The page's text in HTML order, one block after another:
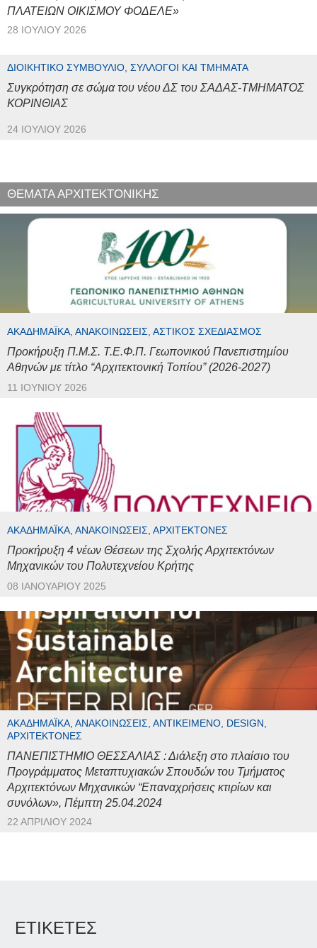
ΠΛΑΤΕΙΩΝ ΟΙΚΙΣΜΟΥ ΦΟΔΕΛΕ»
28 ΙΟΥΛΊΟΥ 2026
ΔΙΟΙΚΗΤΙΚΌ ΣΥΜΒΟΎΛΙΟ, ΣΎΛΛΟΓΟΙ ΚΑΙ ΤΜΉΜΑΤΑ
Συγκρότηση σε σώμα του νέου ΔΣ του ΣΑΔΑΣ-ΤΜΗΜΑΤΟΣ
ΚΟΡΙΝΘΙΑΣ
24 ΙΟΥΛΊΟΥ 2026
ΘΕΜΑΤΑ ΑΡΧΙΤΕΚΤΟΝΙΚΗΣ
ΑΚΑΔΗΜΑΪΚΆ, ΑΝΑΚΟΙΝΏΣΕΙΣ, ΑΣΤΙΚΌΣ ΣΧΕΔΙΑΣΜΌΣ
Προκήρυξη Π.Μ.Σ. Τ.Ε.Φ.Π. Γεωπονικού Πανεπιστημίου
Αθηνών με τίτλο “Αρχιτεκτονική Τοπίου” (2026-2027)
11 ΙΟΥΝΊΟΥ 2026
ΑΚΑΔΗΜΑΪΚΆ, ΑΝΑΚΟΙΝΏΣΕΙΣ, ΑΡΧΙΤΈΚΤΟΝΕΣ
Προκήρυξη 4 νέων Θέσεων της Σχολής Αρχιτεκτόνων
Μηχανικών του Πολυτεχνείου Κρήτης
08 ΙΑΝΟΥΑΡΊΟΥ 2025
ΑΚΑΔΗΜΑΪΚΆ, ΑΝΑΚΟΙΝΏΣΕΙΣ, ΑΝΤΙΚΕΊΜΕΝΟ, DESIGN,
ΑΡΧΙΤΈΚΤΟΝΕΣ
ΠΑΝΕΠΙΣΤΗΜΙΟ ΘΕΣΣΑΛΙΑΣ : Διάλεξη στο πλαίσιο του
Προγράμματος Μεταπτυχιακών Σπουδών του Τμήματος
Αρχιτεκτόνων Μηχανικών “Επαναχρήσεις κτιρίων και
συνόλων», Πέμπτη 25.04.2024
22 ΑΠΡΙΛΊΟΥ 2024
ΕΤΙΚΕΤΕΣ